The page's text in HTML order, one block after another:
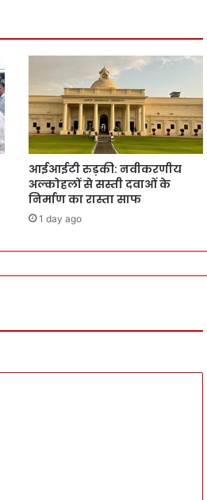
आईआईटी रुड़की: नवीकरणीय
अल्कोहलों से सस्ती दवाओं के
निर्माण का रास्ता साफ
1 day ago